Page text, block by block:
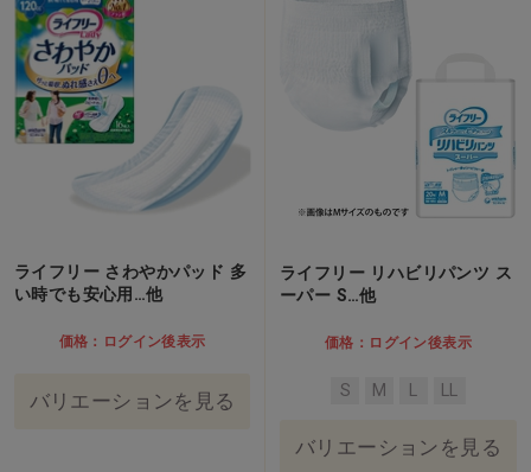
ライフリー さわやかパッド 多
い時でも安心用…他
価格：ログイン後表示
バリエーションを見る
ライフリー リハビリパンツ ス
ーパー S…他
価格：ログイン後表示
S M L LL
バリエーションを見る